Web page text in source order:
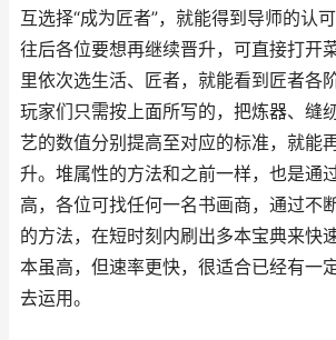
互选择“成为匠者”，就能得到导师的认
往后各位要想再继续晋升，可直接打开
里依次选生活、匠者，就能看到匠者各
玩家们只需按上面所写的，把炼器、缝
艺的数值分别提高至对应的标准，就能
升。堆属性的方法和之前一样，也是通
高，各位可找任何一名书画商，通过不
的方法，在短时刻内刷出多本宝典来快
本虽高，但速率更快，很适合已经有一
去运用。